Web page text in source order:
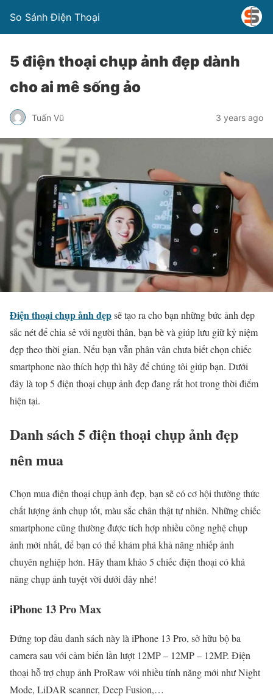
So Sánh Điện Thoại
5 điện thoại chụp ảnh đẹp dành
cho ai mê sống ảo
Tuấn Vũ 3 years ago
Điện thoại chụp ảnh đẹpsẽ tạo ra cho bạn những bức ảnh đẹp
sắc nét để chia sẻ với người thân, bạn bè và giúp lưu giữ kỷ niệm
đẹp theo thời gian. Nếu bạn vẫn phân vân chưa biết chọn chiếc
smartphone nào thích hợp thì hãy để chúng tôi giúp bạn. Dưới
đây là top 5 điện thoại chụp ảnh đẹp đang rất hot trong thời điểm
hiện tại.
Danh sách 5 điện thoại chụp ảnh đẹp
nên mua
Chọn mua điện thoại chụp ảnh đẹp, bạn sẽ có cơ hội thưởng thức
chất lượng ảnh chụp tốt, màu sắc chân thật tự nhiên. Những chiếc
smartphone cũng thường được tích hợp nhiều công nghệ chụp
ảnh mới nhất, để bạn có thể khám phá khả năng nhiếp ảnh
chuyên nghiệp hơn. Hãy tham khảo 5 chiếc điện thoại có khả
năng chụp ảnh tuyệt vời dưới đây nhé!
iPhone 13 Pro Max
Đứng top đầu danh sách này là iPhone 13 Pro, sở hữu bộ ba
camera sau với cảm biến lần lượt 12MP – 12MP – 12MP. Điện
thoại hỗ trợ chụp ảnh ProRaw với nhiều tính năng mới như Night
Mode, LiDAR scanner, Deep Fusion,…